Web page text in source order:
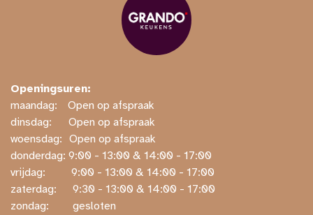
Openingsuren:
maandag:
​​Open op afspraak
dinsdag:
​Open op afspraak
woensdag: ​Open op afspraak
donderdag: ​9:00 - 13:00 & 14:00 - 17:00
vrijdag:
​ ​9:00 - 13:00 & 14:00 - 17:00
zaterdag:
​ ​9:30 - 13:00 & 14:00 - 17:00
zondag:
​ gesloten